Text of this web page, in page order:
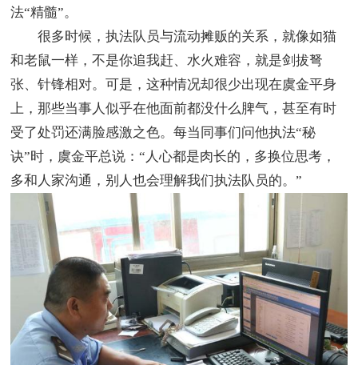
法“精髓”。
很多时候，执法队员与流动摊贩的关系，就像如猫
和老鼠一样，不是你追我赶、水火难容，就是剑拔弩
张、针锋相对。可是，这种情况却很少出现在虞金平身
上，那些当事人似乎在他面前都没什么脾气，甚至有时
受了处罚还满脸感激之色。每当同事们问他执法“秘
诀”时，虞金平总说：“人心都是肉长的，多换位思考，
多和人家沟通，别人也会理解我们执法队员的。”